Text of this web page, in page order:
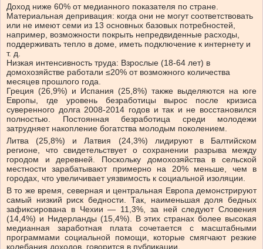
Доход ниже 60% от медианного показателя по стране.
Материальная депривация: когда они не могут соответствовать
или не имеют семи из 13 основных базовых потребностей,
например, возможности покрыть непредвиденные расходы,
поддерживать тепло в доме, иметь подключение к интернету и
т. д.
Низкая интенсивность труда: Взрослые (18-64 лет) в
домохозяйстве работали ≤20% от возможного количества
месяцев прошлого года.
Греция (26,9%) и Испания (25,8%) также выделяются на юге
Европы, где уровень безработицы вырос после кризиса
суверенного долга 2008-2014 годов и так и не восстановился
полностью. Постоянная безработица среди молодежи
затрудняет накопление богатства молодым поколением.
Литва (25,8%) и Латвия (24,3%) лидируют в Балтийском
регионе, что свидетельствует о сохранении разрыва между
городом и деревней. Поскольку домохозяйства в сельской
местности зарабатывают примерно на 20% меньше, чем в
городах, что увеличивает уязвимость к социальной изоляции.
В то же время, северная и центральная Европа демонстрируют
самый низкий риск бедности. Так, наименьшая доля бедных
зафиксирована в Чехии — 11,3%, за ней следуют Словения
(14,4%) и Нидерланды (15,4%). В этих странах более высокая
медианная заработная плата сочетается с масштабными
программами социальной помощи, которые смягчают резкие
колебания доходов, говорится в публикации.